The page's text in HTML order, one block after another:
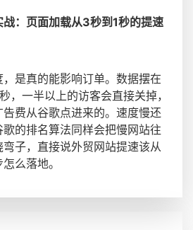
：页面加载从3秒到1秒的提速
是真的能影响订单。数据摆在
，一半以上的访客会直接关掉，
费从谷歌点进来的。速度慢还
的排名算法同样会把慢网站往
子，直接说外贸网站提速该从
么落地。